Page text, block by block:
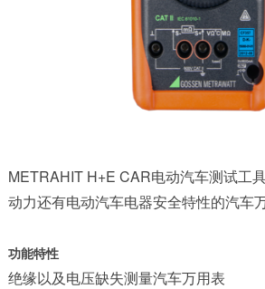
METRAHIT H+E CAR电动汽车测试工
动力还有电动汽车电器安全特性的汽车
功能特性
绝缘以及电压缺失测量汽车万用表